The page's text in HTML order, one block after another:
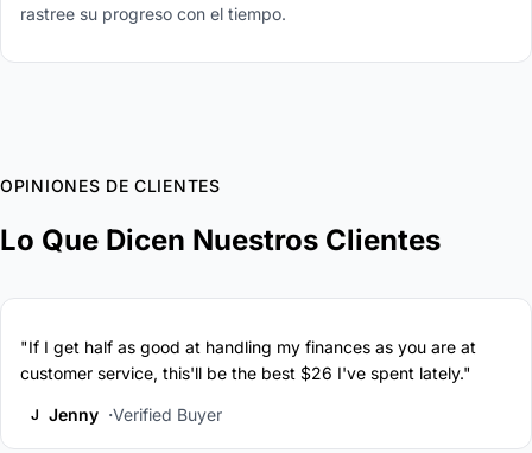
rastree su progreso con el tiempo.
OPINIONES DE CLIENTES
Lo Que Dicen Nuestros Clientes
"If I get half as good at handling my finances as you are at
customer service, this'll be the best $26 I've spent lately."
J Jenny Verified Buyer